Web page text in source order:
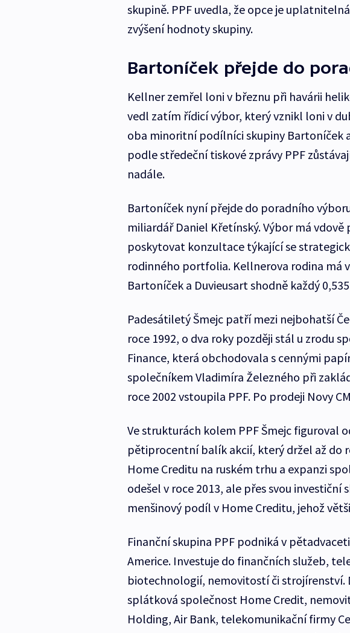
skupině. PPF uvedla, že opce je
zvýšení hodnoty skupiny.
Bartoníček přejde do
Kellner zemřel loni v březnu při havárii
vedl zatím řídicí výbor, který vznikl loni v
oba minoritní podílníci skupiny Bartoníček
podle středeční tiskové zprávy PPF
nadále.
Bartoníček nyní přejde do poradního
miliardář Daniel Křetínský. Výbor má
poskytovat konzultace týkající se
rodinného portfolia. Kellnerova rodina má
Bartoníček a Duvieusart shodně každý
Padesátiletý Šmejc patří mezi nejbohatší
roce 1992, o dva roky později stál u zrodu
Finance, která obchodovala s cennými
společníkem Vladimíra Železného při
roce 2002 vstoupila PPF. Po prodeji Novy
Ve strukturách kolem PPF Šmejc figuroval
pětiprocentní balík akcií, který držel až do
Home Creditu na ruském trhu a expanzi
odešel v roce 2013, ale přes svou investiční
menšinový podíl v Home Creditu, jehož
Finanční skupina PPF podniká v
Americe. Investuje do finančních služeb,
biotechnologií, nemovitostí či strojírenství.
splátková společnost Home Credit,
Holding, Air Bank, telekomunikační firmy